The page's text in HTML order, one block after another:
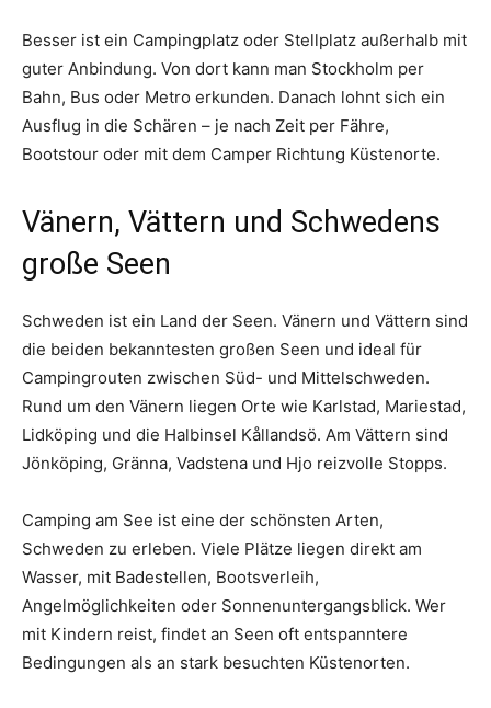
Besser ist ein Campingplatz oder Stellplatz außerhalb mit
guter Anbindung. Von dort kann man Stockholm per
Bahn, Bus oder Metro erkunden. Danach lohnt sich ein
Ausflug in die Schären – je nach Zeit per Fähre,
Bootstour oder mit dem Camper Richtung Küstenorte.
Vänern, Vättern und Schwedens
große Seen
Schweden ist ein Land der Seen. Vänern und Vättern sind
die beiden bekanntesten großen Seen und ideal für
Campingrouten zwischen Süd- und Mittelschweden.
Rund um den Vänern liegen Orte wie Karlstad, Mariestad,
Lidköping und die Halbinsel Kållandsö. Am Vättern sind
Jönköping, Gränna, Vadstena und Hjo reizvolle Stopps.
Camping am See ist eine der schönsten Arten,
Schweden zu erleben. Viele Plätze liegen direkt am
Wasser, mit Badestellen, Bootsverleih,
Angelmöglichkeiten oder Sonnenuntergangsblick. Wer
mit Kindern reist, findet an Seen oft entspanntere
Bedingungen als an stark besuchten Küstenorten.